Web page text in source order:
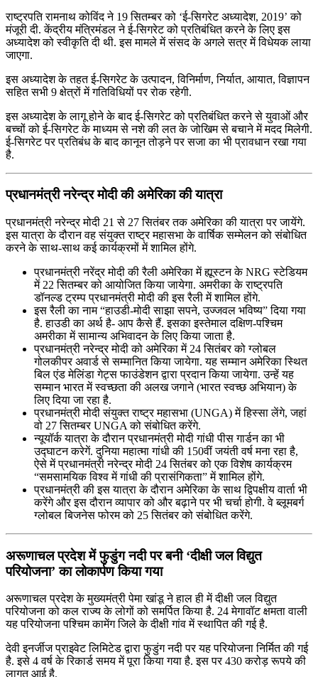
राष्‍ट्रपति रामनाथ कोविंद ने 19 सितम्बर को ‘ई-सिगरेट अध्यादेश, 2019’ को
मंजूरी दी. केंद्रीय मंत्रिमंडल ने ई-सिगरेट को प्रतिबंधित करने के लिए इस
अध्यादेश को स्‍वीकृति दी थी. इस मामले में संसद के अगले सत्र में विधेयक लाया
जाएगा.
इस अध्यादेश के तहत ई-सिगरेट के उत्पादन, विनिर्माण, निर्यात, आयात, विज्ञापन
सहित सभी 9 क्षेत्रों में गतिविधियों पर रोक रहेगी.
इस अध्यादेश के लागू होने के बाद ई-सिगरेट को प्रतिबंधित करने से युवाओं और
बच्चों को ई-सिगरेट के माध्यम से नशे की लत के जोखिम से बचाने में मदद मिलेगी.
ई-सिगरेट पर प्रतिबंध के बाद कानून तोड़ने पर सजा का भी प्रावधान रखा गया
है.
प्रधानमंत्री नरेन्द्र मोदी की अमेरिका की यात्रा
प्रधानमंत्री नरेन्द्र मोदी 21 से 27 सितंबर तक अमेरिका की यात्रा पर जायेंगे.
इस यात्रा के दौरान वह संयुक्त राष्ट्र महासभा के वार्षिक सम्मेलन को संबोधित
करने के साथ-साथ कई कार्यक्रमों में शामिल होंगे.
प्रधानमंत्री नरेंद्र मोदी की रैली अमेरिका में ह्यूस्टन के NRG स्‍टेडियम
में 22 सितम्बर को आयोजित किया जायेगा. अमरीका के राष्ट्रपति
डॉनल्ड ट्रम्प प्रधानमंत्री मोदी की इस रैली में शामिल होंगे.
इस रैली का नाम “हाउडी-मोदी साझा सपने, उज्‍जवल भविष्‍य” दिया गया
है. हाउडी का अर्थ है- आप कैसे हैं. इसका इस्‍तेमाल दक्षिण-पश्चिम
अमरीका में सामान्‍य अभिवादन के लिए किया जाता है.
प्रधानमंत्री नरेन्द्र मोदी को अमेरिका में 24 सितंबर को ग्लोबल
गोलकीपर अवार्ड से सम्मानित किया जायेगा. यह सम्मान अमेरिका स्थित
बिल एंड मेलिंडा गेट्स फाउंडेशन द्वारा प्रदान किया जायेगा. उन्हें यह
सम्मान भारत में स्वच्छता की अलख जगाने (भारत स्वच्छ अभियान) के
लिए दिया जा रहा है.
प्रधानमंत्री मोदी संयुक्त राष्ट्र महासभा (UNGA) में हिस्सा लेंगे, जहां
वो 27 सितम्बर UNGA को संबोधित करेंगे.
न्यूयॉर्क यात्रा के दौरान प्रधानमंत्री मोदी गांधी पीस गार्डन का भी
उद्घाटन करेगें. दुनिया महात्मा गांधी की 150वीं जयंती वर्ष मना रहा है,
ऐसे में प्रधानमंत्री नरेन्द्र मोदी 24 सितंबर को एक विशेष कार्यक्रम
“समसामयिक विश्व में गांधी की प्रासंगिकता” में शामिल होंगे.
प्रधानमंत्री की इस यात्रा के दौरान अमेरिका के साथ द्विपक्षीय वार्ता भी
करेंगे और इस दौरान व्यापार को और बढ़ाने पर भी चर्चा होगी. वे ब्लूमबर्ग
ग्लोबल बिजनेस फोरम को 25 सितंबर को संबोधित करेंगे.
अरूणाचल प्रदेश में फुडुंग नदी पर बनी ‘दीक्षी जल विद्युत
परियोजना’ का लोकार्पण किया गया
अरूणाचल प्रदेश के मुख्‍यमंत्री पेमा खांडू ने हाल ही में दीक्षी जल विद्युत
परियोजना को कल राज्‍य के लोगों को समर्पित किया है. 24 मेगावॉट क्षमता वाली
यह परियोजना पश्चिम कामेंग जिले के दीक्षी गांव में स्‍थापित की गई है.
देवी इनर्जीज प्राइवेट लिमिटेड द्वारा फुडुंग नदी पर यह परियोजना निर्मित की गई
है. इसे 4 वर्ष के रिकार्ड समय में पूरा किया गया है. इस पर 430 करोड़ रूपये की
लागत आई है.